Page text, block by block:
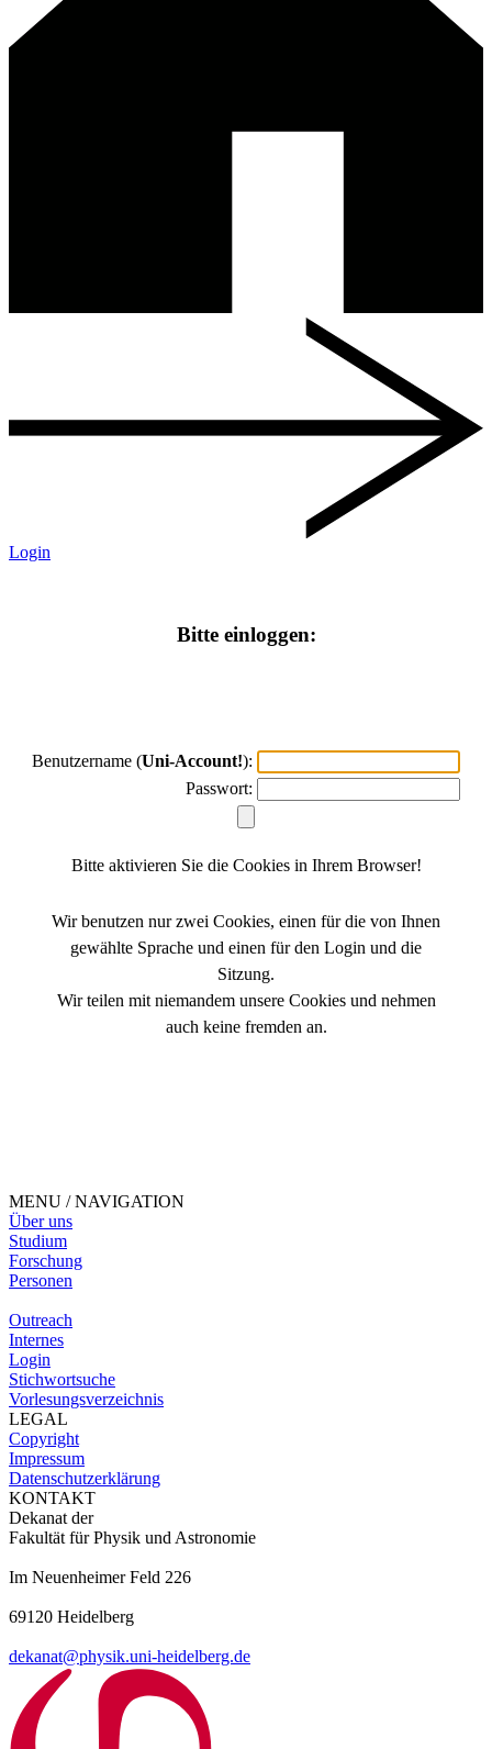
Login
Bitte einloggen:
Benutzername (Uni-Account!):
Passwort:
Bitte aktivieren Sie die Cookies in Ihrem Browser!
Wir benutzen nur zwei Cookies, einen für die von Ihnen
gewählte Sprache und einen für den Login und die
Sitzung.
Wir teilen mit niemandem unsere Cookies und nehmen
auch keine fremden an.
MENU / NAVIGATION
Über uns
Studium
Forschung
Personen
Outreach
Internes
Login
Stichwortsuche
Vorlesungsverzeichnis
LEGAL
Copyright
Impressum
Datenschutzerklärung
KONTAKT
Dekanat der
Fakultät für Physik und Astronomie
Im Neuenheimer Feld 226
69120 Heidelberg
dekanat@physik.uni-heidelberg.de